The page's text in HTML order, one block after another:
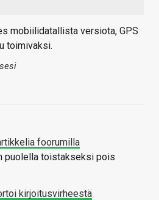
mobiilidatallista versiota, GPS
toimivaksi.
foorumilla
puolella toistakseksi pois
kirjoitusvirheestä